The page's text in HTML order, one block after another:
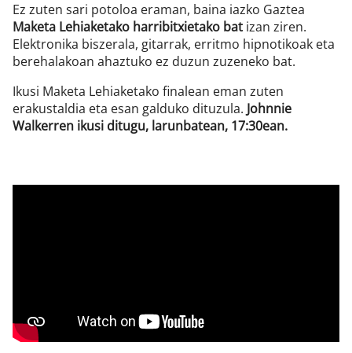
Ez zuten sari potoloa eraman, baina iazko Gaztea
Maketa Lehiaketako harribitxietako bat izan ziren.
Elektronika biszerala, gitarrak, erritmo hipnotikoak eta
berehalakoan ahaztuko ez duzun zuzeneko bat.
Ikusi Maketa Lehiaketako finalean eman zuten
erakustaldia eta esan galduko dituzula. Johnnie
Walkerren ikusi ditugu, larunbatean, 17:30ean.